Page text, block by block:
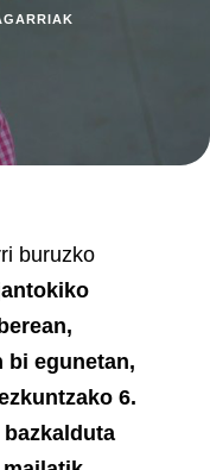
buruzko
bi egunetan,
6.